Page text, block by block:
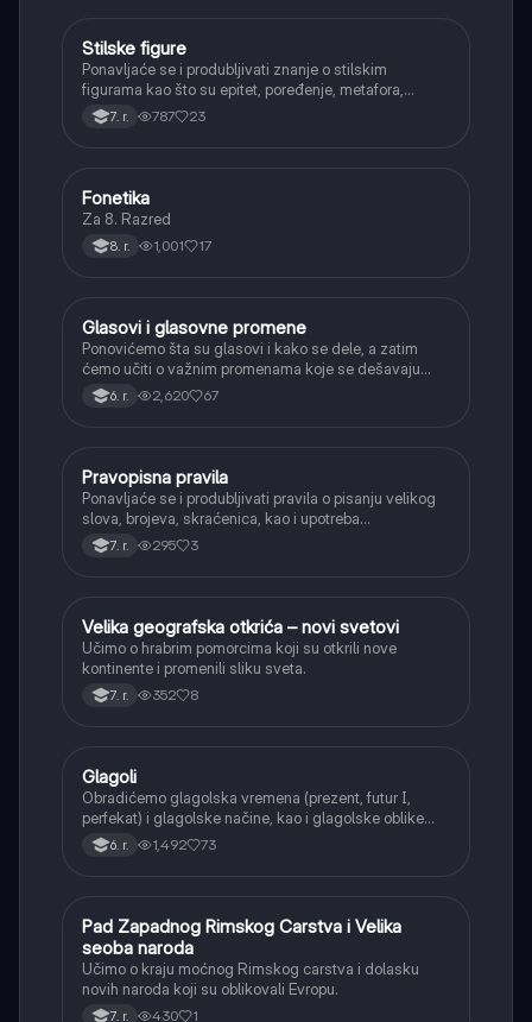
Srpski jezik
Stilske figure
Ponavljaće se i produbljivati znanje o stilskim
figurama kao što su epitet, poređenje, metafora,
personifikacija, hiperbola, onomatopeja, aliteracija i
asonanca, razumevajući njihovu ulogu u tekstu.
7. r. 787 23
Srpski jezik
Fonetika
Za 8. Razred
8. r. 1,001 17
Srpski jezik
Glasovi i glasovne promene
Ponovićemo šta su glasovi i kako se dele, a zatim
ćemo učiti o važnim promenama koje se dešavaju
kada se glasovi nađu jedan pored drugog u rečima
(npr. jednačenje suglasnika po zvučnosti i mestu
6. r. 2,620 67
Srpski jezik
Pravopisna pravila
Ponavljaće se i produbljivati pravila o pisanju velikog
slova, brojeva, skraćenica, kao i upotreba
interpunkcije, sa posebnim fokusom na zarez u
složenoj rečenici.
7. r. 295 3
Istorija
Velika geografska otkrića – novi svetovi
Učimo o hrabrim pomorcima koji su otkrili nove
kontinente i promenili sliku sveta.
7. r. 352 8
Srpski jezik
Glagoli
Obradićemo glagolska vremena (prezent, futur I,
perfekat) i glagolske načine, kao i glagolske oblike
(infinitiv, glagolski pridevi i prilozi) i glagolski vid
(svršeni i nesvršeni).
6. r. 1,492 73
Istorija
Pad Zapadnog Rimskog Carstva i Velika
seoba naroda
Učimo o kraju moćnog Rimskog carstva i dolasku
novih naroda koji su oblikovali Evropu.
7. r. 430 1